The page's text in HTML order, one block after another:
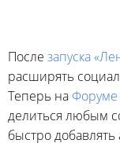
После запуска
расширять
Теперь на Форуме
делиться любым
быстро